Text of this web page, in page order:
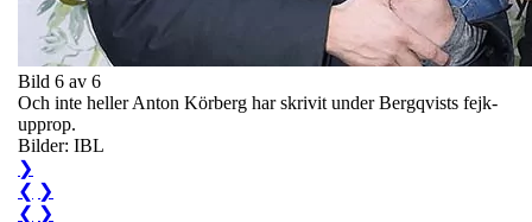
Bild 6 av 6
Och inte heller Anton Körberg har skrivit under Bergqvists fejk-
upprop.
Bilder: IBL
❯
❮ ❯
❮ ❯